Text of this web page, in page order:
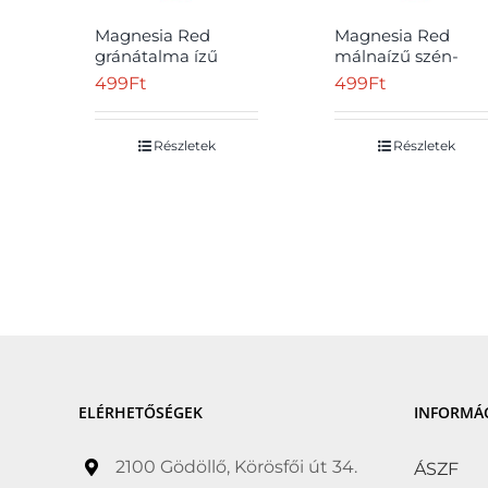
Eladó (0)
Magnesia Red
gránátalma ízű
szén-dioxiddal
üdítőital 1,5 l
499Ft
Részletek
Magnesia Red
málnaízű szén-
dioxiddal enyhén
l
499Ft
Részletek
ELÉRHETŐSÉGEK
2100 Gödöllő, Körösfői út 34.
ÁSZF